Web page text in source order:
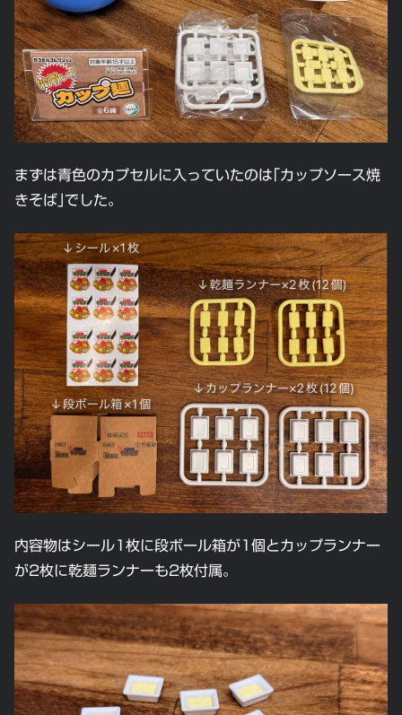
まずは青色のカプセルに入っていたのは｢カップソース焼
きそば｣でした。
内容物はシール1枚に段ボール箱が1個とカップランナー
が2枚に乾麺ランナーも2枚付属。